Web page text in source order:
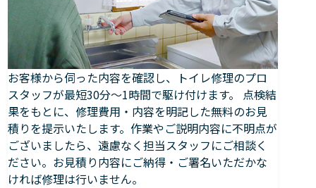
お客様から伺った内容を確認し、トイレ修理のプロ
スタッフが最短30分～1時間で駆け付けます。 点検結
果をもとに、修理費用・内容を明記した無料のお見
積りを提示いたします。作業やご説明内容に不明点が
ございましたら、遠慮なく担当スタッフにご相談く
ださい。お見積り内容にご納得・ご署名いただかな
ければ修理は行いません。